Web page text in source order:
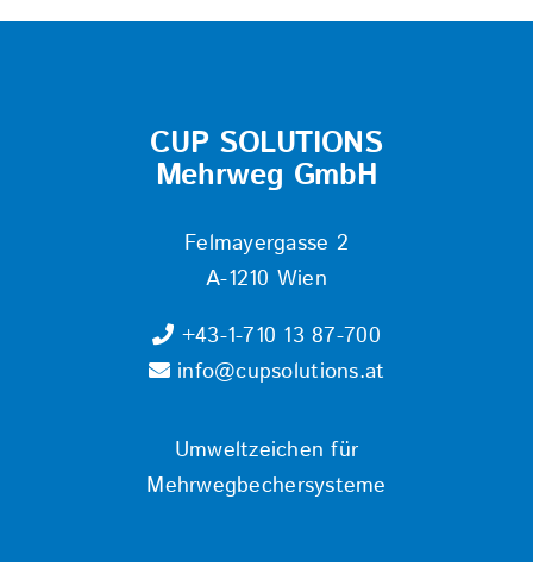
CUP SOLUTIONS
Mehrweg GmbH
Felmayergasse 2
A-1210 Wien
+43-1-710 13 87-700
info@cupsolutions.at
Umweltzeichen für
Mehrwegbechersysteme